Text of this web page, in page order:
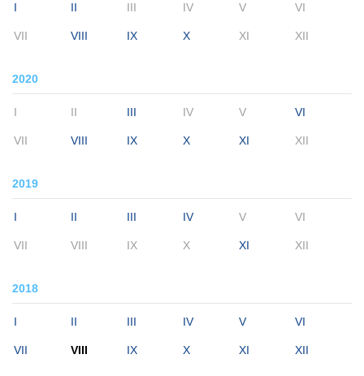
I II III IV V VI
VII VIII IX X XI XII
2020
I II III IV V VI
VII VIII IX X XI XII
2019
I II III IV V VI
VII VIII IX X XI XII
2018
I II III IV V VI
VII VIII IX X XI XII